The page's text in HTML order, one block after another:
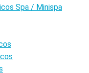
Spa / Minispa